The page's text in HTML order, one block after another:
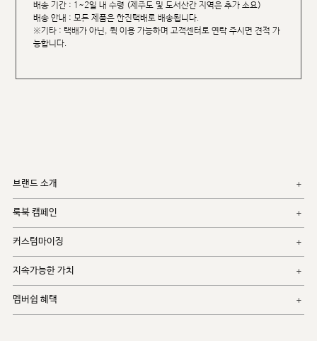
배송 기간 : 1~2일 내 수령 (제주도 및 도서산간 지역은 추가 소요)
배송 안내 : 모든 제품은 한진택배로 배송됩니다.
※기타 : 택배가 아닌, 퀵 이용 가능하며 고객센터로 연락 주시면 견적 가
능합니다.
브랜드 소개
룩북 캠페인
커스텀마이징
지속가능한 가치
멤버쉽 혜택